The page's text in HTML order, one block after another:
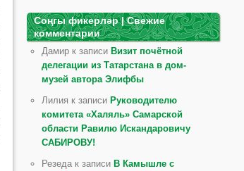
Соңгы фикерләр | Свежие
комментарии
Дамир к записи Визит почётной
делегации из Татарстана в дом-
музей автора Элифбы
Лилия к записи Руководителю
комитета «Халяль» Самарской
области Равилю Искандаровичу
САБИРОВУ!
Резеда к записи В Камышле с